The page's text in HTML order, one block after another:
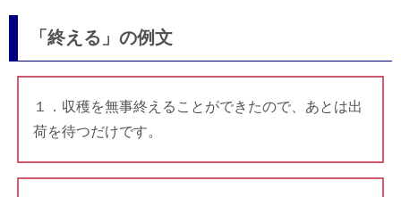
「終える」の例文
１．収穫を無事終えることができたので、あとは出
荷を待つだけです。